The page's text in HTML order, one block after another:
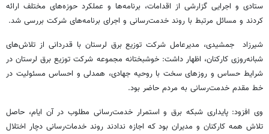
ستادی و اجرایی گزارشی از اقدامات، برنامه‌ها و عملکرد حوزه‌های مختلف ارائه
کردند و مسائل مرتبط با روند خدمت‌رسانی و اجرای برنامه‌های شرکت بررسی شد.
شیرزاد جمشیدی، مدیرعامل شرکت توزیع برق لرستان با قدردانی از تلاش‌های
شبانه‌روزی کارکنان، اظهار داشت: خوشبختانه مجموعه شرکت توزیع برق لرستان در
شرایط حساس و روزهای سخت با روحیه جهادی، همدلی و احساس مسئولیت در
خط مقدم خدمت‌رسانی به مردم حاضر بود.
وی افزود: پایداری شبکه برق و استمرار خدمت‌رسانی مطلوب در آن ایام، حاصل
تلاش همه کارکنان و مدیران بود که اجازه ندادند روند خدمات‌رسانی دچار اختلال